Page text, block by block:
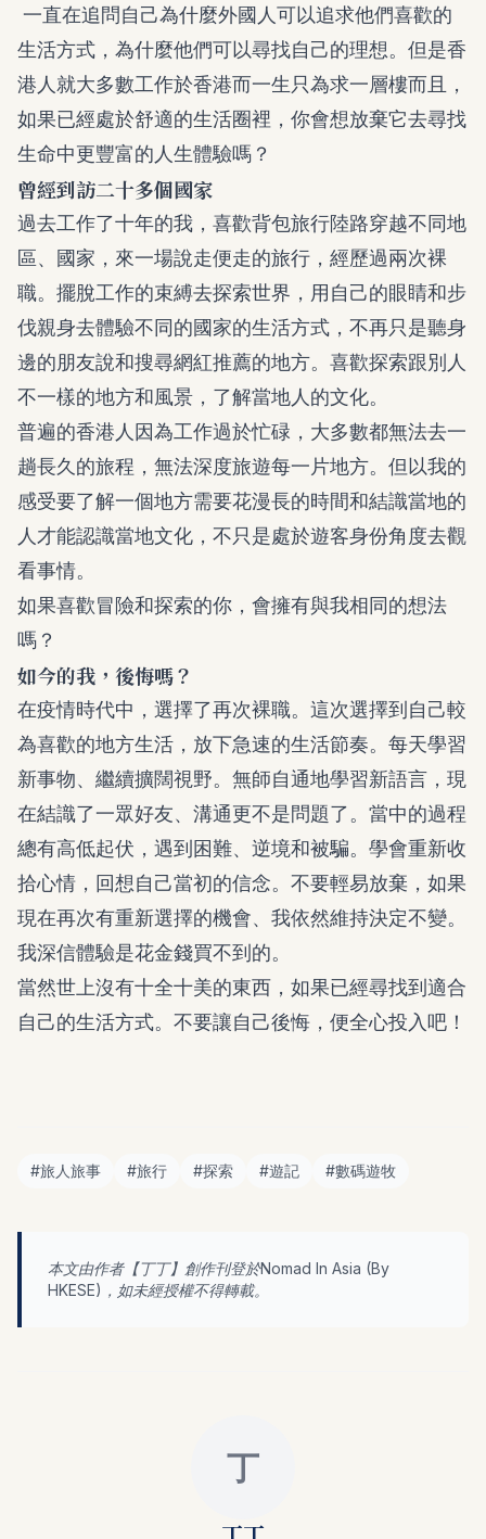
一直在追問自己為什麼外國人可以追求他們喜歡的
生活方式，為什麼他們可以尋找自己的理想。但是香
港人就大多數工作於香港而一生只為求一層樓而且，
如果已經處於舒適的生活圈裡，你會想放棄它去尋找
生命中更豐富的人生體驗嗎？
曾經到訪二十多個國家
過去工作了十年的我，喜歡背包旅行陸路穿越不同地
區、國家，來一場說走便走的旅行，經歷過兩次裸
職。擺脫工作的束縛去探索世界，用自己的眼睛和步
伐親身去體驗不同的國家的生活方式，不再只是聽身
邊的朋友說和搜尋網紅推薦的地方。喜歡探索跟別人
不一樣的地方和風景，了解當地人的文化。
普遍的香港人因為工作過於忙碌，大多數都無法去一
趟長久的旅程，無法深度旅遊每一片地方。但以我的
感受要了解一個地方需要花漫長的時間和結識當地的
人才能認識當地文化，不只是處於遊客身份角度去觀
看事情。
如果喜歡冒險和探索的你，會擁有與我相同的想法
嗎？
如今的我，後悔嗎？
在疫情時代中，選擇了再次裸職。這次選擇到自己較
為喜歡的地方生活，放下急速的生活節奏。每天學習
新事物、繼續擴闊視野。無師自通地學習新語言，現
在結識了一眾好友、溝通更不是問題了。當中的過程
總有高低起伏，遇到困難、逆境和被騙。學會重新收
拾心情，回想自己當初的信念。不要輕易放棄，如果
現在再次有重新選擇的機會、我依然維持決定不變。
我深信體驗是花金錢買不到的。
當然世上沒有十全十美的東西，如果已經尋找到適合
自己的生活方式。不要讓自己後悔，便全心投入吧！
#旅人旅事 #旅行 #探索 #遊記 #數碼遊牧
本文由作者【丁丁】創作刊登於Nomad In Asia (By
HKESE)，如未經授權不得轉載。
丁